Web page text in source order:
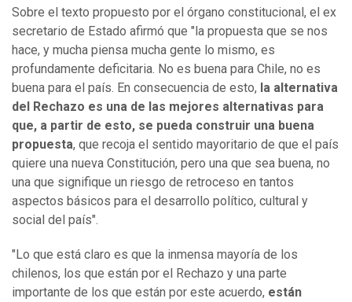
Sobre el texto propuesto por el órgano constitucional, el ex
secretario de Estado afirmó que "la propuesta que se nos
hace, y mucha piensa mucha gente lo mismo, es
profundamente deficitaria. No es buena para Chile, no es
buena para el país. En consecuencia de esto, la alternativa
del Rechazo es una de las mejores alternativas para
que, a partir de esto, se pueda construir una buena
propuesta, que recoja el sentido mayoritario de que el país
quiere una nueva Constitución, pero una que sea buena, no
una que signifique un riesgo de retroceso en tantos
aspectos básicos para el desarrollo político, cultural y
social del país".
"Lo que está claro es que la inmensa mayoría de los
chilenos, los que están por el Rechazo y una parte
importante de los que están por este acuerdo, están